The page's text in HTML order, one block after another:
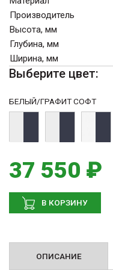
Производитель
Высота, мм
Глубина, мм
Ширина, мм
Выберите цвет:
БЕЛЫЙ/ГРАФИТ СОФТ
37 550 ₽
В КОРЗИНУ
ОПИСАНИЕ